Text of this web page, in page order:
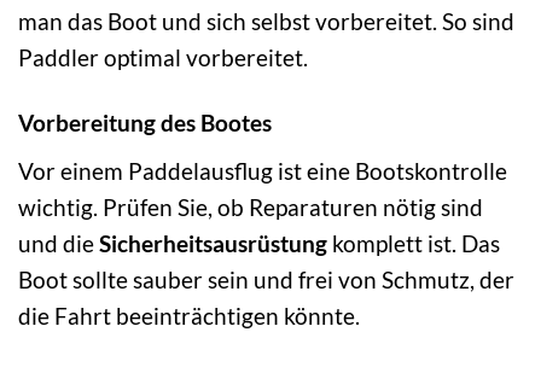
man das Boot und sich selbst vorbereitet. So sind
Paddler optimal vorbereitet.
Vorbereitung des Bootes
Vor einem Paddelausflug ist eine Bootskontrolle
wichtig. Prüfen Sie, ob Reparaturen nötig sind
und dieSicherheitsausrüstung komplett ist. Das
Boot sollte sauber sein und frei von Schmutz, der
die Fahrt beeinträchtigen könnte.